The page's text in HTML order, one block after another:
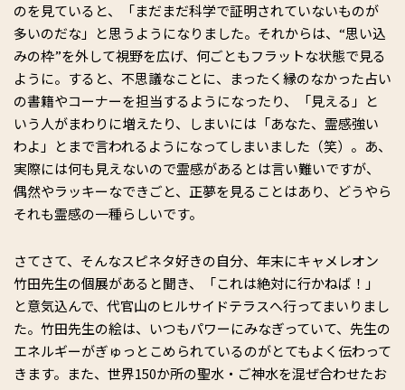
のを見ていると、「まだまだ科学で証明されていないものが
多いのだな」と思うようになりました。それからは、“思い込
みの枠”を外して視野を広げ、何ごともフラットな状態で見る
ように。すると、不思議なことに、まったく縁のなかった占い
の書籍やコーナーを担当するようになったり、「見える」と
いう人がまわりに増えたり、しまいには「あなた、霊感強い
わよ」とまで言われるようになってしまいました（笑）。あ、
実際には何も見えないので霊感があるとは言い難いですが、
偶然やラッキーなできごと、正夢を見ることはあり、どうやら
それも霊感の一種らしいです。
さてさて、そんなスピネタ好きの自分、年末にキャメレオン
竹田先生の個展があると聞き、「これは絶対に行かねば！」
と意気込んで、代官山のヒルサイドテラスへ行ってまいりまし
た。竹田先生の絵は、いつもパワーにみなぎっていて、先生の
エネルギーがぎゅっとこめられているのがとてもよく伝わって
きます。また、世界150か所の聖水・ご神水を混ぜ合わせたお